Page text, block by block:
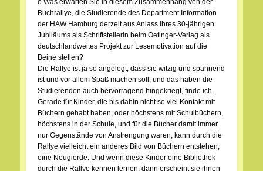
o Was erwarten Sie in diesem Zusammenhang von der
Buchrallye, die Studierende des Department Information
der HAW Hamburg derzeit aus Anlass Ihres 30-jährigen
Jubiläums als Schriftstellerin beim Oetinger-Verlag als
deutschlandweites Projekt zur Lesemotivation auf die
Beine stellen?
Die Rallye ist ja so angelegt, dass sie witzig und spannend
ist und vor allem Spaß machen soll, und das haben die
Studierenden auch hervorragend hingekriegt, finde ich.
Gerade für Kinder, die bis dahin nicht so viel Kontakt mit
Büchern gehabt haben, oder höchstens mit Schulbüchern,
höchstens in der Schule, und für die Bücher damit immer
nur Gegenstände von Anstrengung waren, kann durch die
Rallye vielleicht ein anderes Bild von Büchern entstehen,
eine Neugierde. Und wenn diese Kinder eine Bibliothek
durch die Rallye kennen lernen, dann erscheint sie ihnen